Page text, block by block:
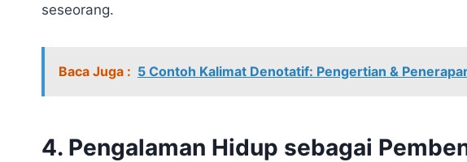
seseorang.
Baca Juga : 5 Contoh Kalimat Denotatif: Pengertian &
4. Pengalaman Hidup sebagai